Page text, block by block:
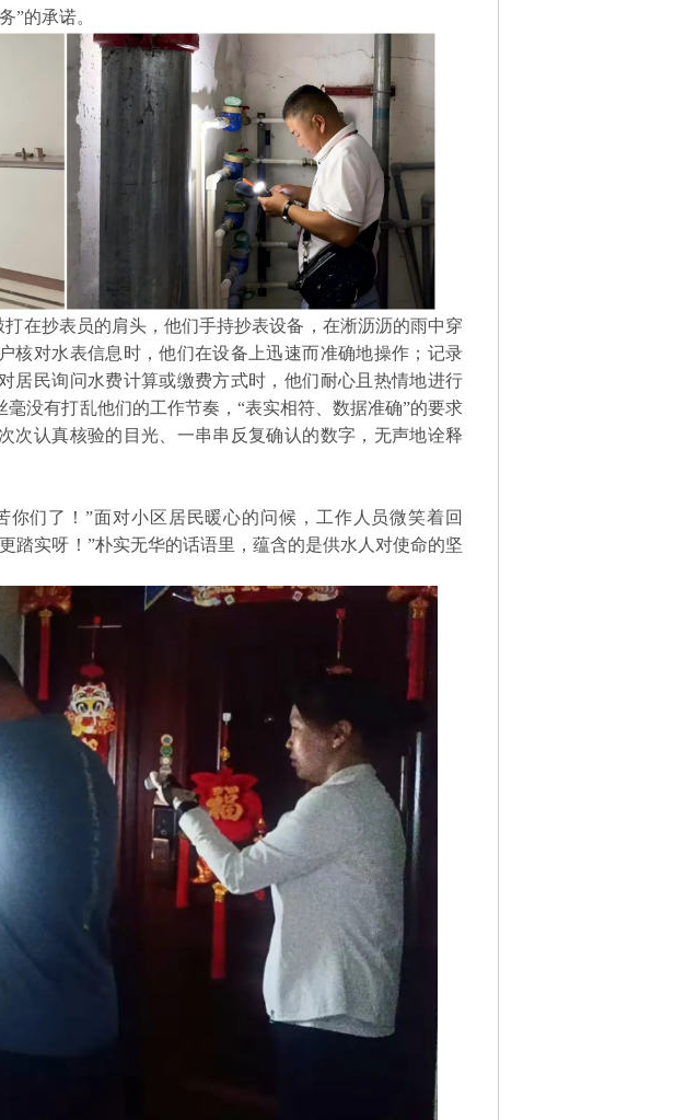
”的承诺。
抄表员的肩头，他们手持抄表设备，在淅沥沥的雨中穿
核对水表信息时，他们在设备上迅速而准确地操作；记录
居民询问水费计算或缴费方式时，他们耐心且热情地进行
没有打乱他们的工作节奏，“表实相符、数据准确”的要求
次认真核验的目光、一串串反复确认的数字，无声地诠释
们了！”面对小区居民暖心的问候，工作人员微笑着回
踏实呀！”朴实无华的话语里，蕴含的是供水人对使命的坚